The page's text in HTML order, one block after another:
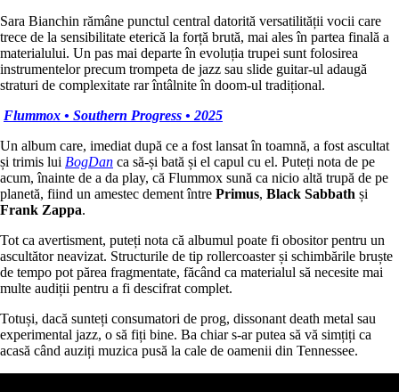
Sara Bianchin rămâne punctul central datorită versatilității vocii care
trece de la sensibilitate eterică la forță brută, mai ales în partea finală a
materialului. Un pas mai departe în evoluția trupei sunt folosirea
instrumentelor precum trompeta de jazz sau slide guitar-ul adaugă
straturi de complexitate rar întâlnite în doom-ul tradițional.
Flummox • Southern Progress • 2025
Un album care, imediat după ce a fost lansat în toamnă, a fost ascultat
și trimis lui BogDan ca să-și bată și el capul cu el. Puteți nota de pe
acum, înainte de a da play, că Flummox sună ca nicio altă trupă de pe
planetă, fiind un amestec dement între Primus, Black Sabbath și
Frank Zappa.
Tot ca avertisment, puteți nota că albumul poate fi obositor pentru un
ascultător neavizat. Structurile de tip rollercoaster și schimbările bruște
de tempo pot părea fragmentate, făcând ca materialul să necesite mai
multe audiții pentru a fi descifrat complet.
Totuși, dacă sunteți consumatori de prog, dissonant death metal sau
experimental jazz, o să fiți bine. Ba chiar s-ar putea să vă simțiți ca
acasă când auziți muzica pusă la cale de oamenii din Tennessee.